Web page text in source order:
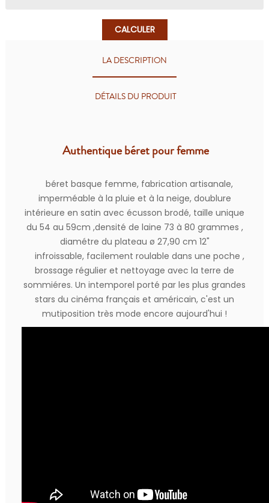
CALCULER
LA DESCRIPTION
DÉTAILS DU PRODUIT
Authentique béret pour femme
béret basque femme, fabrication artisanale,
imperméable à la pluie et à la neige, doublure
intérieure en satin avec écusson brodé, taille unique
du 54 au 59cm ,densité de laine 73 à 80 grammes ,
diamétre du plateau ø 27,90 cm 12"
infroissable, facilement roulable dans une poche ,
brossage régulier et nettoyage avec la terre de
sommiéres. Un intemporel porté par les plus grandes
stars du cinéma français et américain, c'est un
mutiposition très mode encore aujourd'hui !